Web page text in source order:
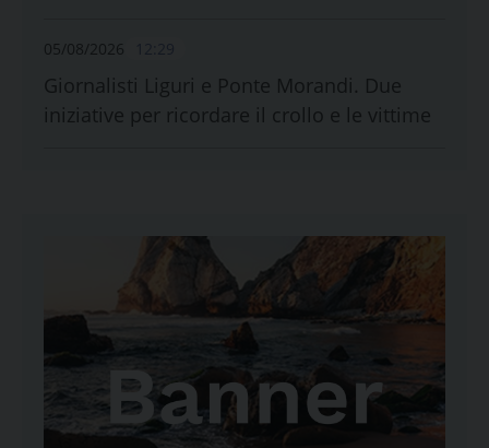
05/08/2026
Giornalisti Liguri e Ponte Morandi. Due
iniziative per ricordare il crollo e le vittime